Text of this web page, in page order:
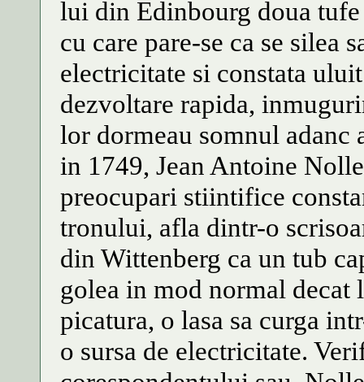
lui din Edinbourg doua
cu care pare-se ca se silea
electricitate si constata
dezvoltare rapida,
lor dormeau somnul adanc
in 1749, Jean Antoine
preocupari stiintifice
tronului, afla dintr-o
din Wittenberg ca un tub
golea in mod normal decat
picatura, o lasa sa curga
o sursa de electricitate.